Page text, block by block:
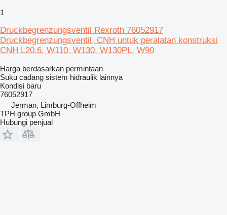
1
Druckbegrenzungsventil Rexroth 76052917
Druckbegrenzungsventil, CNH untuk peralatan konstruksi
CNH L20.6, W110, W130, W130PL, W90
Harga berdasarkan permintaan
Suku cadang sistem hidraulik lainnya
Kondisi baru
76052917
Jerman, Limburg-Offheim
TPH group GmbH
Hubungi penjual